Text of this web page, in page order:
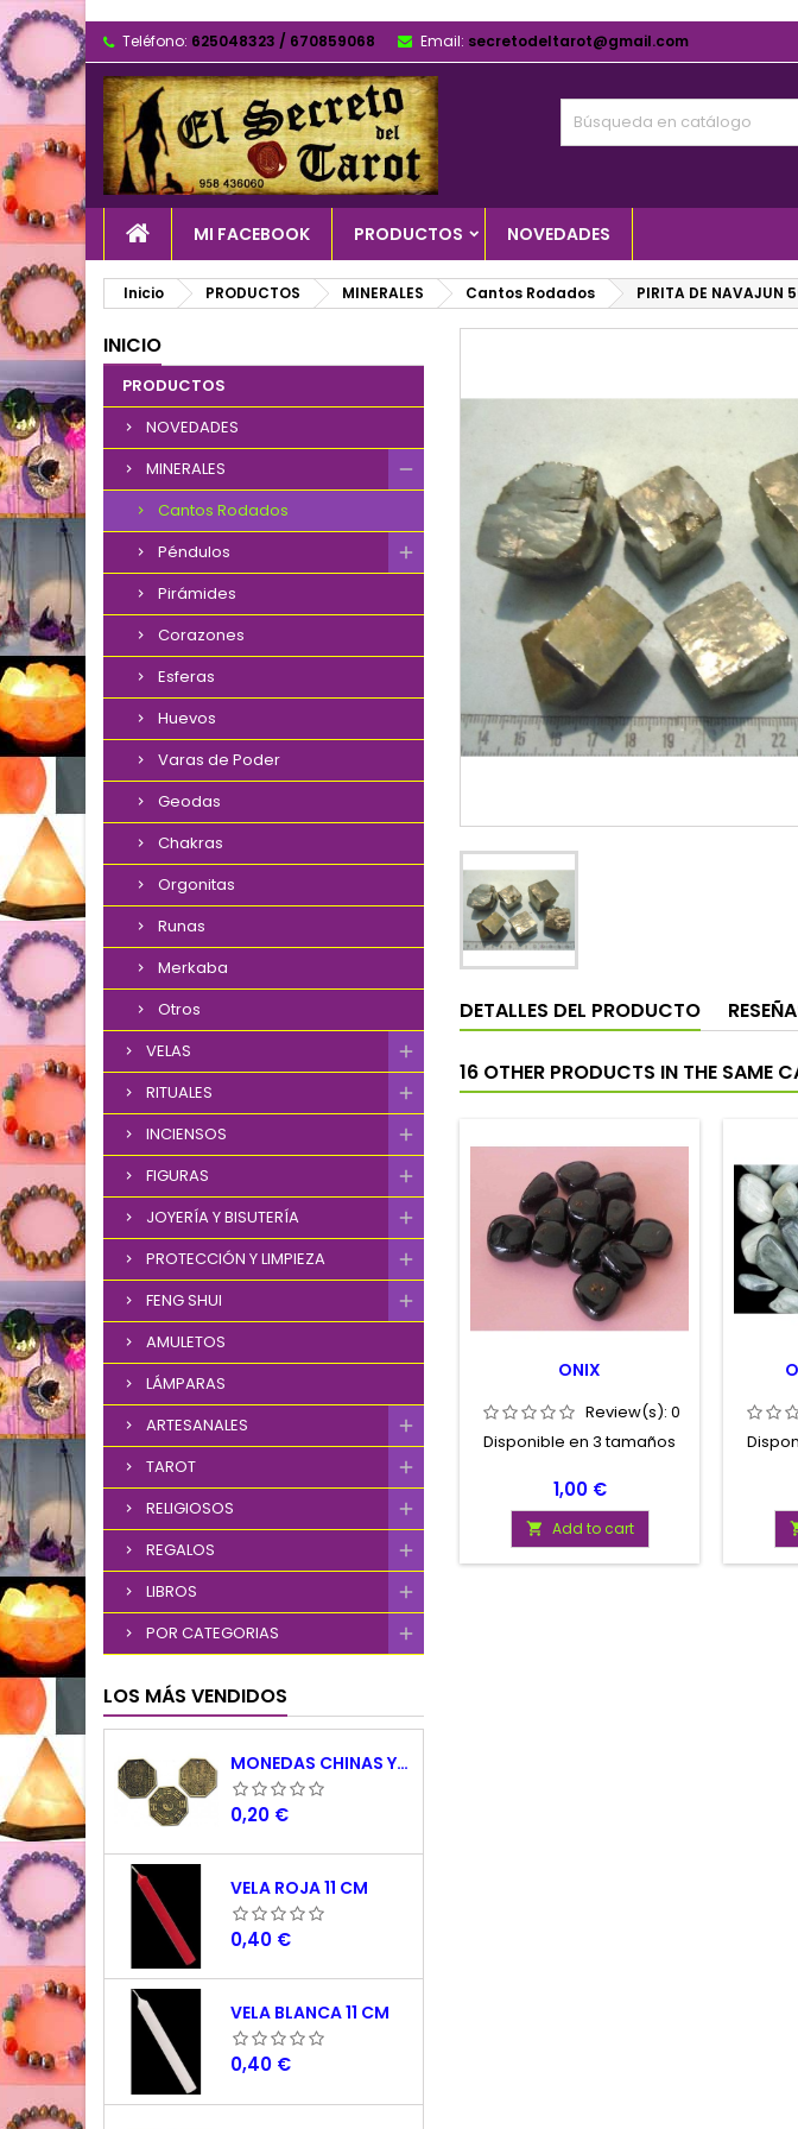
Teléfono: 625048323 / 670859068 Email: secretodeltarot@gmail.com
MI FACEBOOK PRODUCTOS NOVEDADES
Inicio PRODUCTOS MINERALES Cantos Rodados PIRITA DE NAVAJUN
INICIO
PRODUCTOS
NOVEDADES
MINERALES
Cantos Rodados
Péndulos
Pirámides
Corazones
Esferas
Huevos
Varas de Poder
Geodas
Chakras
Orgonitas
Runas
Merkaba
Otros
VELAS
RITUALES
INCIENSOS
FIGURAS
JOYERÍA Y BISUTERÍA
PROTECCIÓN Y LIMPIEZA
FENG SHUI
AMULETOS
LÁMPARAS
ARTESANALES
TAROT
RELIGIOSOS
REGALOS
LIBROS
POR CATEGORIAS
LOS MÁS VENDIDOS
MONEDAS CHINAS YING YANG
Precio
0,20 €
VELA ROJA 11 CM
Precio
0,40 €
VELA BLANCA 11 CM
Precio
0,40 €
DETALLES DEL PRODUCTO
16 OTHER PRODUCTS IN THE SAME
ONIX
Review(s): 0
Disponible en 3 tamaños
Price
1,00 €
 Add to cart